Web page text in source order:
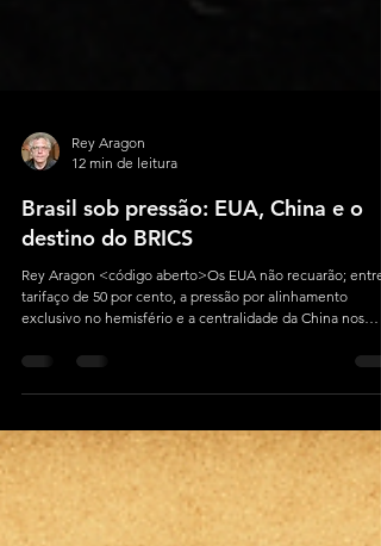
Rey Aragon
12 min de leitura
Brasil sob pressão: EUA, China e o
destino do BRICS
tarifaço de 50 por cento, a pressão por alinhamento
fluxos de comércio e investimento, o Brasil precisa
estratégica em 2025–2026